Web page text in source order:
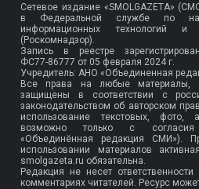
Сетевое издание «SMOLGAZETA»
в Федеральной службе по
информационных технологий и
(Роскомнадзор).
Запись в реестре
ФС77-86777 от 05 февраля 2024 г.
Учредитель: АНО «Объединенная
Все права на любые материалы,
защищены в соответствии с
законодательством об авторском
использование текстовых, фото,
возможно только с согласия
«Объединённая редакция СМИ»).
использовании материалов
smolgazeta.ru обязательна.
Редакция не несет
комментариях читателей. Ресурс